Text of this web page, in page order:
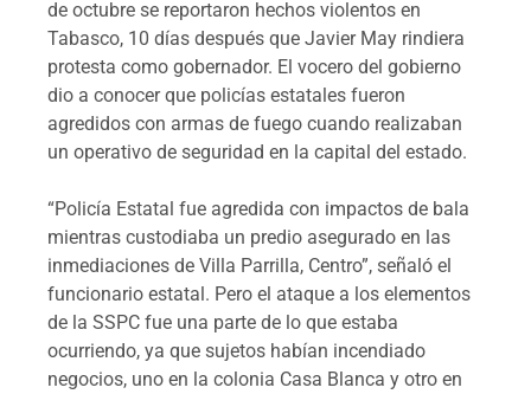
de octubre se reportaron hechos violentos en
Tabasco, 10 días después que Javier May rindiera
protesta como gobernador. El vocero del gobierno
dio a conocer que policías estatales fueron
agredidos con armas de fuego cuando realizaban
un operativo de seguridad en la capital del estado.
“Policía Estatal fue agredida con impactos de bala
mientras custodiaba un predio asegurado en las
inmediaciones de Villa Parrilla, Centro”, señaló el
funcionario estatal. Pero el ataque a los elementos
de la SSPC fue una parte de lo que estaba
ocurriendo, ya que sujetos habían incendiado
negocios, uno en la colonia Casa Blanca y otro en